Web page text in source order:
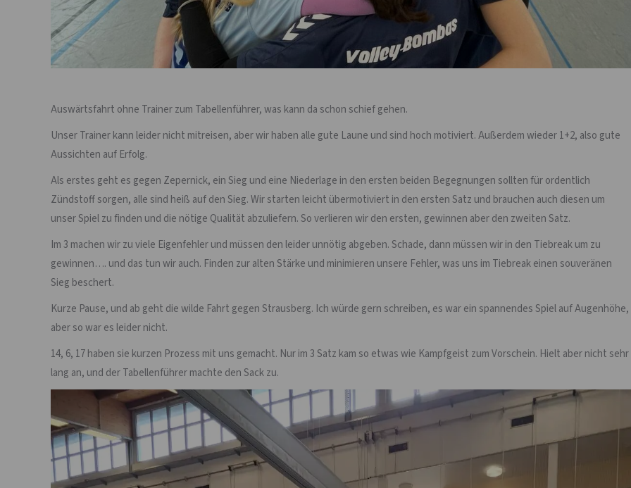
Auswärtsfahrt ohne Trainer zum Tabellenführer, was kann da schon schief gehen.
Unser Trainer kann leider nicht mitreisen, aber wir haben alle gute Laune und sind hoch motiviert. Außerdem wieder 1+2, also gute
Aussichten auf Erfolg.
Als erstes geht es gegen Zepernick, ein Sieg und eine Niederlage in den ersten beiden Begegnungen sollten für ordentlich
Zündstoff sorgen, alle sind heiß auf den Sieg. Wir starten leicht übermotiviert in den ersten Satz und brauchen auch diesen um
unser Spiel zu finden und die nötige Qualität abzuliefern. So verlieren wir den ersten, gewinnen aber den zweiten Satz.
Im 3 machen wir zu viele Eigenfehler und müssen den leider unnötig abgeben. Schade, dann müssen wir in den Tiebreak um zu
gewinnen…. und das tun wir auch. Finden zur alten Stärke und minimieren unsere Fehler, was uns im Tiebreak einen souveränen
Sieg beschert.
Kurze Pause, und ab geht die wilde Fahrt gegen Strausberg. Ich würde gern schreiben, es war ein spannendes Spiel auf Augenhöhe,
aber so war es leider nicht.
14, 6, 17 haben sie kurzen Prozess mit uns gemacht. Nur im 3 Satz kam so etwas wie Kampfgeist zum Vorschein. Hielt aber nicht sehr
lang an, und der Tabellenführer machte den Sack zu.